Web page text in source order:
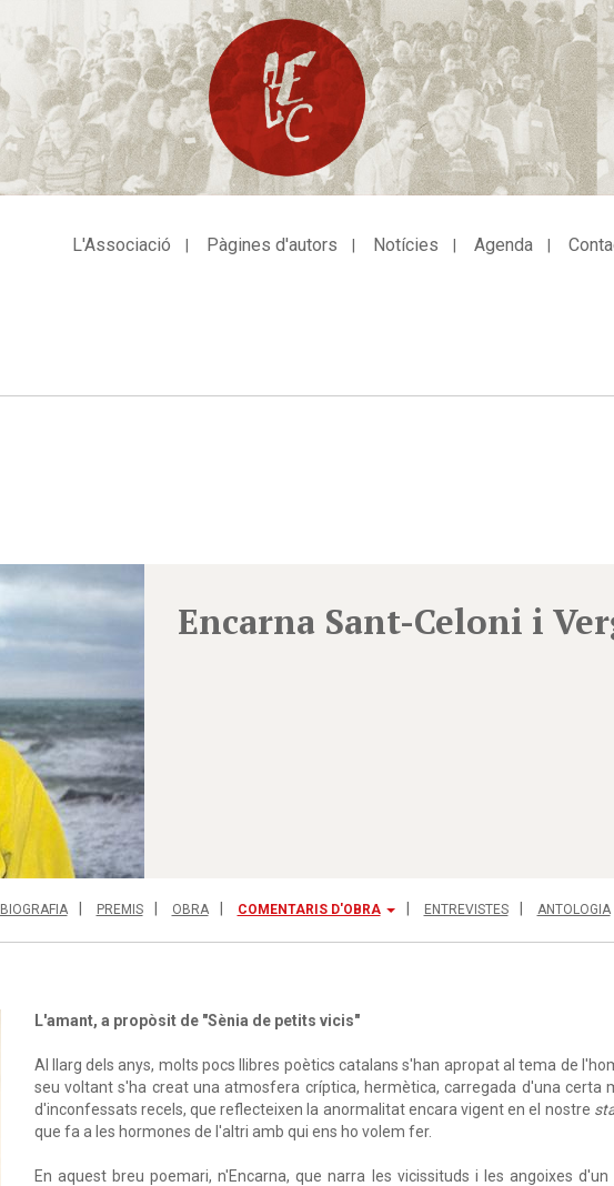
L'Associació Pàgines d'autors Notícies Agenda
Encarna Sant-Celoni i
BIOGRAFIA PREMIS OBRA COMENTARIS D'OBRA ENTREVISTES ANTOLOGIA
L'amant, a propòsit de "Sènia de petits vicis"
Al llarg dels anys, molts pocs llibres poètics catalans s'han apropat al tema de
seu voltant s'ha creat una atmosfera críptica, hermètica, carregada d'una certa
d'inconfessats recels, que reflecteixen la anormalitat encara vigent en el nostre
que fa a les hormones de l'altri amb qui ens ho volem fer.
En aquest breu poemari, n'Encarna, que narra les vicissituds i les angoixes